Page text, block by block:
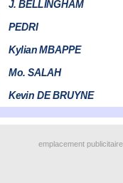
emplacement publicitaire